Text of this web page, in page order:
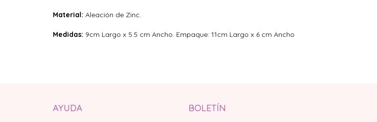
Material: Aleación de Zinc.
Medidas: 9cm Largo x 5.5 cm Ancho. Empaque: 11cm Largo x 6 cm Ancho
AYUDA BOLETÍN